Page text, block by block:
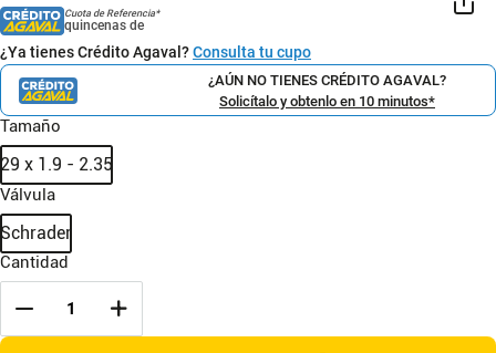
Cuota de Referencia*
quincenas de
¿Ya tienes Crédito Agaval?Consulta tu cupo
¿AÚN NO TIENES CRÉDITO AGAVAL?
Solicítalo y obtenlo en 10 minutos*
Tamaño
29 x 1.9 - 2.35
Válvula
Schrader
Cantidad